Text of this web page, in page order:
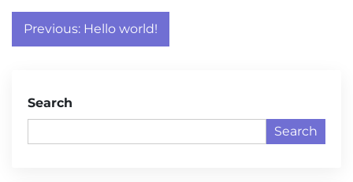
Post
navigation
Previous: Hello world!
Search
Search